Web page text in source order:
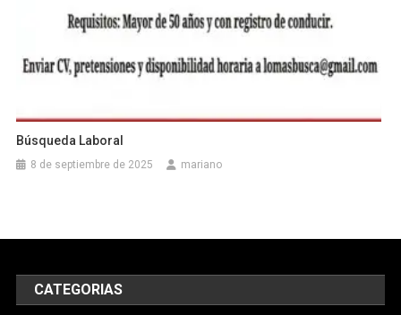
Búsqueda Laboral
8 de septiembre de 2025 mariano
CATEGORIAS